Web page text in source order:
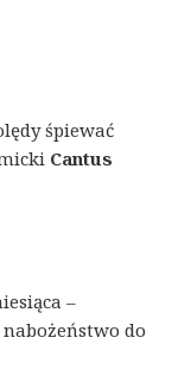
śpiewać
Cantus
–
nabożeństwo do